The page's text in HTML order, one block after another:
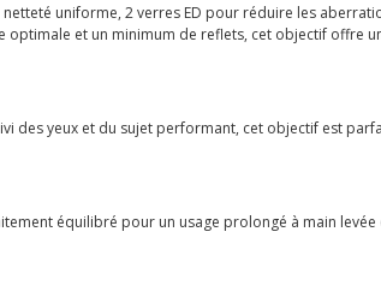
uniforme, 2 verres ED pour réduire les
et un minimum de reflets, cet objectif offre
des yeux et du sujet performant, cet objectif est
équilibré pour un usage prolongé à main